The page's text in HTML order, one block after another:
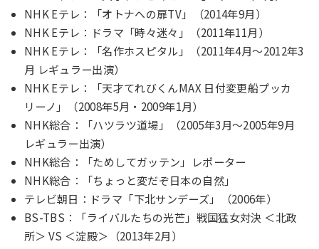
NHK Eテレ：「オトナへの扉TV」（2014年9月）
NHK Eテレ：ドラマ「時々迷々」（2011年11月）
NHK Eテレ：「名作ホスピタル」（2011年4月～2012年3
月 レギュラー出演）
NHK Eテレ：「天才てれびくんMAX 日付変更船プッカ
リーノ」（2008年5月・2009年1月）
NHK総合：「ハツラツ道場」（2005年3月～2005年9月
レギュラー出演）
NHK総合：「ためしてガッテン」レポーター
NHK総合：「ちょっと変だぞ日本の自然」
テレビ朝日：ドラマ「下北サンデーズ」（2006年）
BS-TBS：「ライバルたちの光芒」戦国猛女対決 ＜北政
所＞ VS ＜淀殿＞（2013年2月）